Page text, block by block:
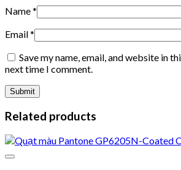
Name*
Email*
Save my name, email, and website in
next time I comment.
Related products